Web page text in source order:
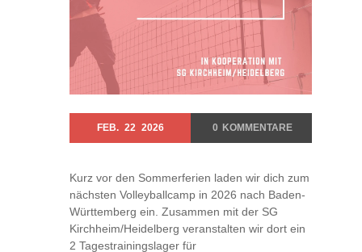
FEB. 22 2026 0 KOMMENTARE
Kurz vor den Sommerferien laden wir dich zum
nächsten Volleyballcamp in 2026 nach Baden-
Württemberg ein. Zusammen mit der SG
Kirchheim/Heidelberg veranstalten wir dort ein
2 Tagestrainingslager für